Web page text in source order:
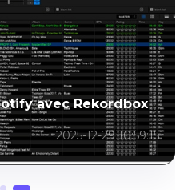
avec Rekordbox
2025-12-29 10:59:15